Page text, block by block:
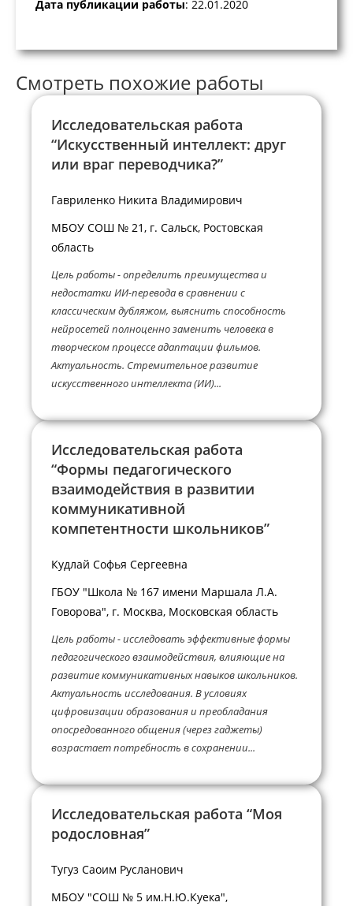
Дата публикации работы: 22.01.2020
Смотреть похожие работы
Исследовательская работа
“Искусственный интеллект: друг
или враг переводчика?”
Гавриленко Никита Владимирович
МБОУ СОШ № 21, г. Сальск, Ростовская
область
Цель работы - определить преимущества и
недостатки ИИ-перевода в сравнении с
классическим дубляжом, выяснить способность
нейросетей полноценно заменить человека в
творческом процессе адаптации фильмов.
Актуальность. Стремительное развитие
искусственного интеллекта (ИИ)...
Исследовательская работа
“Формы педагогического
взаимодействия в развитии
коммуникативной
компетентности школьников”
Кудлай Софья Сергеевна
ГБОУ "Школа № 167 имени Маршала Л.А.
Говорова", г. Москва, Московская область
Цель работы - исследовать эффективные формы
педагогического взаимодействия, влияющие на
развитие коммуникативных навыков школьников.
Актуальность исследования. В условиях
цифровизации образования и преобладания
опосредованного общения (через гаджеты)
возрастает потребность в сохранении...
Исследовательская работа “Моя
родословная”
Тугуз Саоим Русланович
МБОУ "СОШ № 5 им.Н.Ю.Куека",